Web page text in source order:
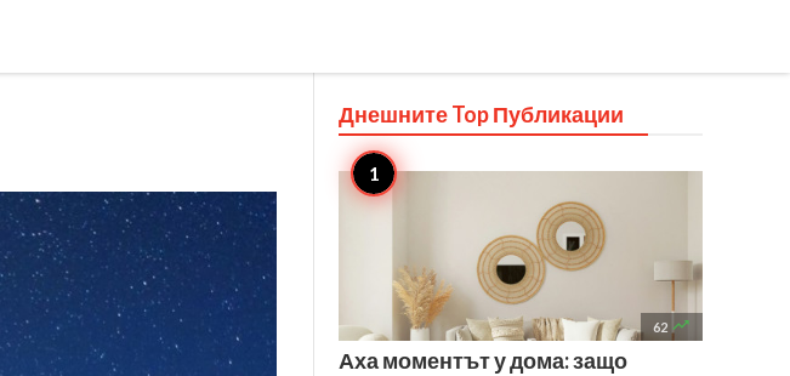
Днешните TopПубликации
62 
Аха моментът у дома: защо